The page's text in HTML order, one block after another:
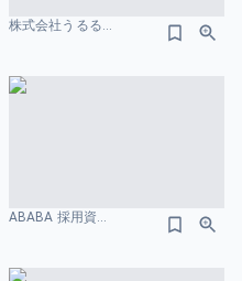
株式会社うるるエンジニア向け採用資料 組織図のスライドデザイン
ABABA 採用資料 組織図のスライドデザイン